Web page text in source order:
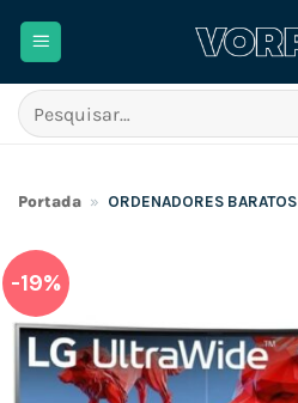
Pesquisar
por:
Portada » ORDENADORES BARATOS
-19%